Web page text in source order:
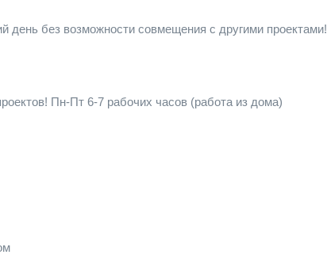
день без возможности совмещения с другими проектами!
Пн-Пт 6-7 рабочих часов (работа из дома)